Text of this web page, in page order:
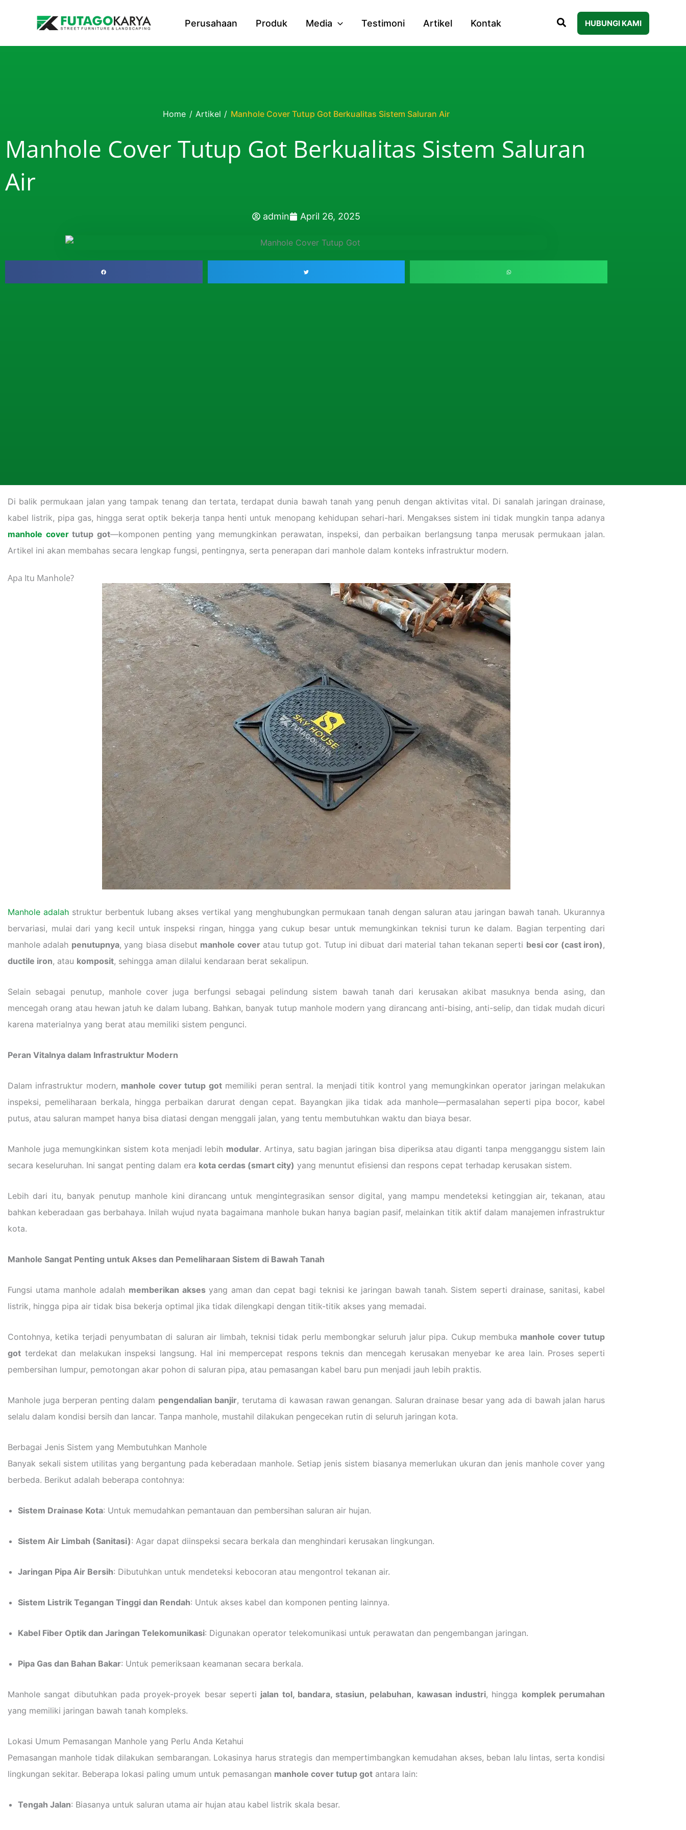
Perusahaan Produk Media Testimoni Artikel Kontak HUBUNGI KAMI
Home / Artikel / Manhole Cover Tutup Got Berkualitas Sistem Saluran Air
Manhole Cover Tutup Got Berkualitas Sistem Saluran
Air
admin April 26, 2025
Di balik permukaan jalan yang tampak tenang dan tertata, terdapat dunia bawah tanah yang penuh dengan aktivitas vital. Di sanalah jaringan drainase,
kabel listrik, pipa gas, hingga serat optik bekerja tanpa henti untuk menopang kehidupan sehari-hari. Mengakses sistem ini tidak mungkin tanpa adanya
manhole covertutup got—komponen penting yang memungkinkan perawatan, inspeksi, dan perbaikan berlangsung tanpa merusak permukaan jalan.
Artikel ini akan membahas secara lengkap fungsi, pentingnya, serta penerapan dari manhole dalam konteks infrastruktur modern.
Apa Itu Manhole?
Manhole adalahstruktur berbentuk lubang akses vertikal yang menghubungkan permukaan tanah dengan saluran atau jaringan bawah tanah. Ukurannya
bervariasi, mulai dari yang kecil untuk inspeksi ringan, hingga yang cukup besar untuk memungkinkan teknisi turun ke dalam. Bagian terpenting dari
manhole adalah penutupnya, yang biasa disebut manhole coveratau tutup got. Tutup ini dibuat dari material tahan tekanan seperti besi cor (cast iron),
ductile iron, atau komposit, sehingga aman dilalui kendaraan berat sekalipun.
Selain sebagai penutup, manhole cover juga berfungsi sebagai pelindung sistem bawah tanah dari kerusakan akibat masuknya benda asing, dan
mencegah orang atau hewan jatuh ke dalam lubang. Bahkan, banyak tutup manhole modern yang dirancang anti-bising, anti-selip, dan tidak mudah dicuri
karena materialnya yang berat atau memiliki sistem pengunci.
Peran Vitalnya dalam Infrastruktur Modern
Dalam infrastruktur modern, manhole cover tutup gotmemiliki peran sentral. Ia menjadi titik kontrol yang memungkinkan operator jaringan melakukan
inspeksi, pemeliharaan berkala, hingga perbaikan darurat dengan cepat. Bayangkan jika tidak ada manhole—permasalahan seperti pipa bocor, kabel
putus, atau saluran mampet hanya bisa diatasi dengan menggali jalan, yang tentu membutuhkan waktu dan biaya besar.
Manhole juga memungkinkan sistem kota menjadi lebih modular. Artinya, satu bagian jaringan bisa diperiksa atau diganti tanpa mengganggu sistem lain
secara keseluruhan. Ini sangat penting dalam era kota cerdas (smart city) yang menuntut efisiensi dan respons cepat terhadap kerusakan sistem.
Lebih dari itu, banyak penutup manhole kini dirancang untuk mengintegrasikan sensor digital, yang mampu mendeteksi ketinggian air, tekanan, atau
bahkan keberadaan gas berbahaya. Inilah wujud nyata bagaimana manhole bukan hanya bagian pasif, melainkan titik aktif dalam manajemen infrastruktur
kota.
Manhole Sangat Penting untuk Akses dan Pemeliharaan Sistem di Bawah Tanah
Fungsi utama manhole adalah memberikan aksesyang aman dan cepat bagi teknisi ke jaringan bawah tanah. Sistem seperti drainase, sanitasi, kabel
listrik, hingga pipa air tidak bisa bekerja optimal jika tidak dilengkapi dengan titik-titik akses yang memadai.
Contohnya, ketika terjadi penyumbatan di saluran air limbah, teknisi tidak perlu membongkar seluruh jalur pipa. Cukup membuka manhole cover tutup
got terdekat dan melakukan inspeksi langsung. Hal ini mempercepat respons teknis dan mencegah kerusakan menyebar ke area lain. Proses seperti
pembersihan lumpur, pemotongan akar pohon di saluran pipa, atau pemasangan kabel baru pun menjadi jauh lebih praktis.
Manhole juga berperan penting dalam pengendalian banjir, terutama di kawasan rawan genangan. Saluran drainase besar yang ada di bawah jalan harus
selalu dalam kondisi bersih dan lancar. Tanpa manhole, mustahil dilakukan pengecekan rutin di seluruh jaringan kota.
Berbagai Jenis Sistem yang Membutuhkan Manhole
Banyak sekali sistem utilitas yang bergantung pada keberadaan manhole. Setiap jenis sistem biasanya memerlukan ukuran dan jenis manhole cover yang
berbeda. Berikut adalah beberapa contohnya:
Sistem Drainase Kota: Untuk memudahkan pemantauan dan pembersihan saluran air hujan.
Sistem Air Limbah (Sanitasi): Agar dapat diinspeksi secara berkala dan menghindari kerusakan lingkungan.
Jaringan Pipa Air Bersih: Dibutuhkan untuk mendeteksi kebocoran atau mengontrol tekanan air.
Sistem Listrik Tegangan Tinggi dan Rendah: Untuk akses kabel dan komponen penting lainnya.
Kabel Fiber Optik dan Jaringan Telekomunikasi: Digunakan operator telekomunikasi untuk perawatan dan pengembangan jaringan.
Pipa Gas dan Bahan Bakar: Untuk pemeriksaan keamanan secara berkala.
Manhole sangat dibutuhkan pada proyek-proyek besar seperti jalan tol, bandara, stasiun, pelabuhan, kawasan industri, hingga komplek perumahan
yang memiliki jaringan bawah tanah kompleks.
Lokasi Umum Pemasangan Manhole yang Perlu Anda Ketahui
Pemasangan manhole tidak dilakukan sembarangan. Lokasinya harus strategis dan mempertimbangkan kemudahan akses, beban lalu lintas, serta kondisi
lingkungan sekitar. Beberapa lokasi paling umum untuk pemasangan manhole cover tutup got antara lain:
Tengah Jalan: Biasanya untuk saluran utama air hujan atau kabel listrik skala besar.